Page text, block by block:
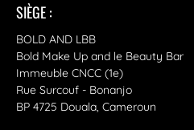
SIÈGE :
BOLD AND LBB
Bold Make Up and le Beauty Bar
Immeuble CNCC (1e)
Rue Surcouf - Bonanjo
BP 4725 Douala, Cameroun